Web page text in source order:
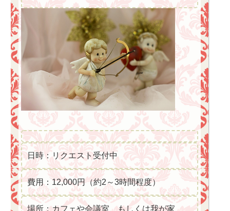
日時：リクエスト受付中
費用：12,000円（約2～3時間程度）
場所：カフェや会議室、もしくは我が家